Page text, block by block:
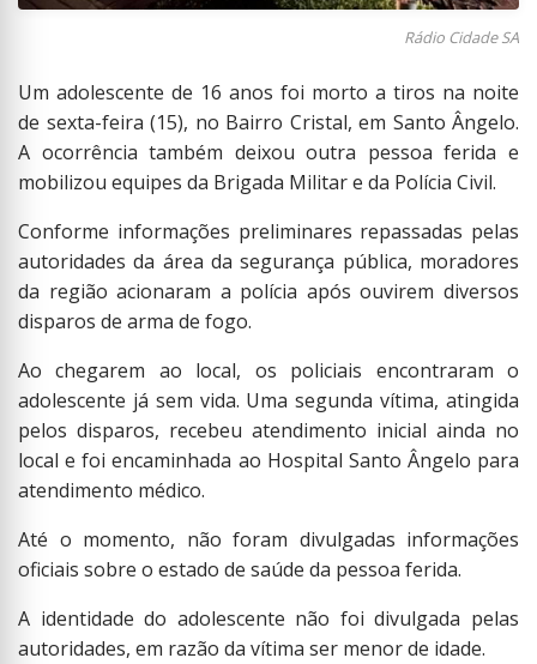
Rádio Cidade SA
Um adolescente de 16 anos foi morto a tiros na noite
de sexta-feira (15), no Bairro Cristal, em Santo Ângelo.
A ocorrência também deixou outra pessoa ferida e
mobilizou equipes da Brigada Militar e da Polícia Civil.
Conforme informações preliminares repassadas pelas
autoridades da área da segurança pública, moradores
da região acionaram a polícia após ouvirem diversos
disparos de arma de fogo.
Ao chegarem ao local, os policiais encontraram o
adolescente já sem vida. Uma segunda vítima, atingida
pelos disparos, recebeu atendimento inicial ainda no
local e foi encaminhada ao Hospital Santo Ângelo para
atendimento médico.
Até o momento, não foram divulgadas informações
oficiais sobre o estado de saúde da pessoa ferida.
A identidade do adolescente não foi divulgada pelas
autoridades, em razão da vítima ser menor de idade.